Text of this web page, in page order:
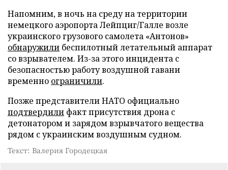
Напомним, в ночь на среду на территории
немецкого аэропорта Лейпциг/Галле возле
украинского грузового самолета «Антонов»
обнаружили беспилотный летательный аппарат
со взрывателем. Из-за этого инцидента с
безопасностью работу воздушной гавани
временно ограничили.
Позже представители НАТО официально
подтвердили факт присутствия дрона с
детонатором и зарядом взрывчатого вещества
рядом с украинским воздушным судном.
Текст: Валерия Городецкая